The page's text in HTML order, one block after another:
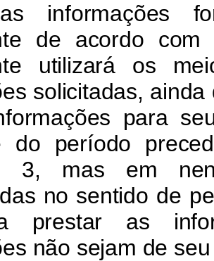
informações
de acordo
utilizará os
solicitadas,
para
do período
3, mas em
no sentido de
prestar as
não sejam de